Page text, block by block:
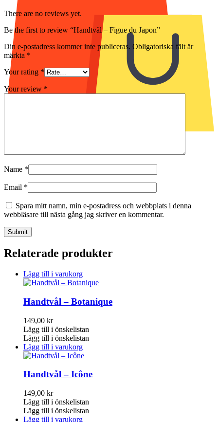
There are no reviews yet.
Be the first to review “Handtvål – Figue du Japon”
Din e-postadress kommer inte publiceras. Obligatoriska fält är
märkta *
Your rating *
Your review *
Name *
Email *
Spara mitt namn, min e-postadress och webbplats i denna
webbläsare till nästa gång jag skriver en kommentar.
Relaterade produkter
Lägg till i varukorg
Handtvål – Botanique
149,00 kr
Lägg till i önskelistan
Lägg till i önskelistan
Lägg till i varukorg
Handtvål – Icône
149,00 kr
Lägg till i önskelistan
Lägg till i önskelistan
Lägg till i varukorg